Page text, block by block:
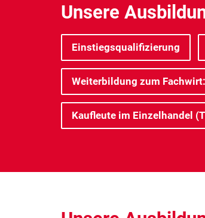
Unsere
Einstiegsqualifizierung
Weiterbildung zum
Kaufleute im Einzelhandel